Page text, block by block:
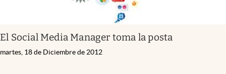
El Social Media Manager toma la posta
martes, 18 de Diciembre de 2012